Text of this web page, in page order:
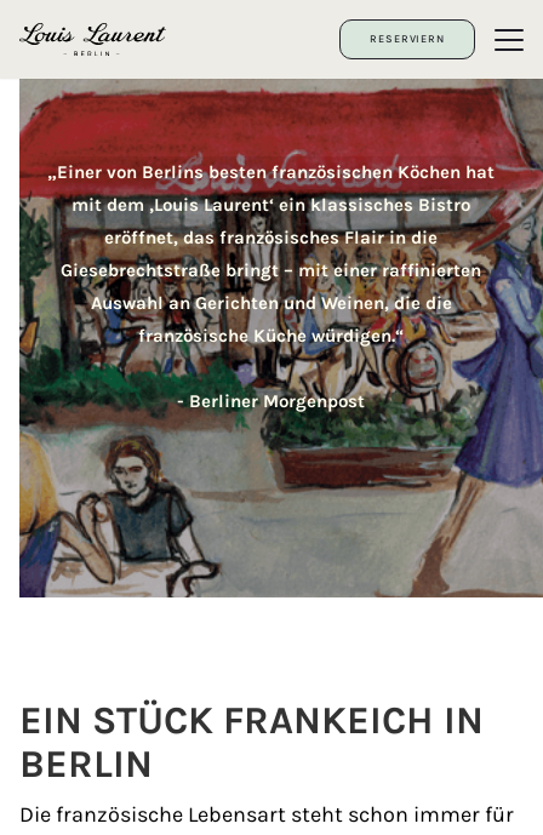
RESERVIERN
„Einer von Berlins besten französischen Köchen hat
mit dem ‚Louis Laurent‘ ein klassisches Bistro
eröffnet, das französisches Flair in die
Giesebrechtstraße bringt – mit einer raffinierten
Auswahl an Gerichten und Weinen, die die
französische Küche würdigen.“
- Berliner Morgenpost
Slide 2 of 2.
EIN STÜCK FRANKEICH IN
BERLIN
Die französische Lebensart steht schon immer für